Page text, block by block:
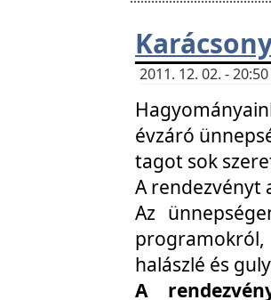
2011. 12. 02. -
évzáró
tagot sok
A rendezvényt
Az
halászlé és
A